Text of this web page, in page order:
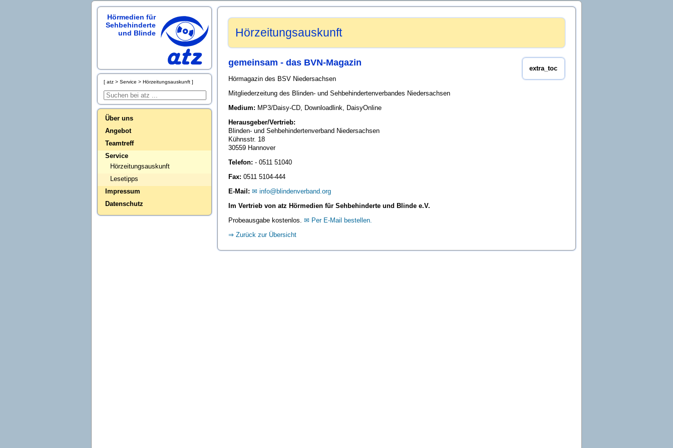
Hörmedien für
Sehbehinderte
und Blinde
atz Service Hörzeitungsauskunft
Über uns
Angebot
Teamtreff
Service
Hörzeitungsauskunft
Lesetipps
Impressum
Datenschutz
Hörzeitungsauskunft
extra_toc
gemeinsam - das BVN-Magazin
Hörmagazin des BSV Niedersachsen
Mitgliederzeitung des Blinden- und Sehbehindertenverbandes Niedersachsen
Medium: MP3/Daisy-CD, Downloadlink, DaisyOnline
Herausgeber/Vertrieb:
Blinden- und Sehbehindertenverband Niedersachsen
Kühnsstr. 18
30559 Hannover
Telefon: - 0511 51040
Fax: 0511 5104-444
E-Mail:
info@blindenverband.org
Im Vertrieb von atz Hörmedien für Sehbehinderte und Blinde e.V.
Probeausgabe kostenlos.
Per E-Mail bestellen.
Zurück zur Übersicht